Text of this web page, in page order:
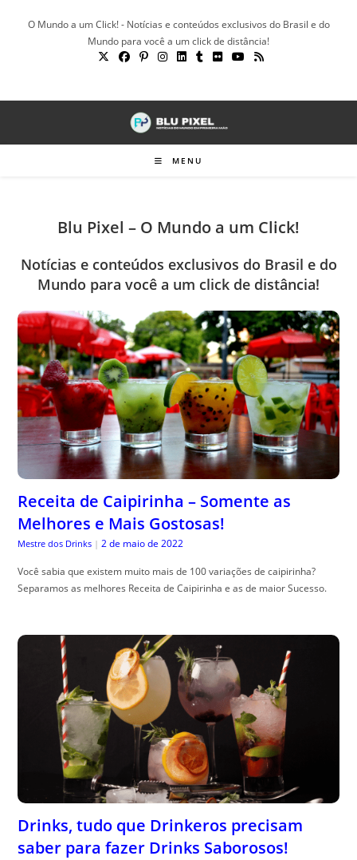
O Mundo a um Click! - Notícias e conteúdos exclusivos do Brasil e do
Mundo para você a um click de distância!
MENU
Blu Pixel – O Mundo a um Click!
Notícias e conteúdos exclusivos do Brasil e do
Mundo para você a um click de distância!
Receita de Caipirinha – Somente as
Melhores e Mais Gostosas!
Mestre dos Drinks | 2 de maio de 2022
Você sabia que existem muito mais de 100 variações de caipirinha?
Separamos as melhores Receita de Caipirinha e as de maior Sucesso.
Drinks, tudo que Drinkeros precisam
saber para fazer Drinks Saborosos!